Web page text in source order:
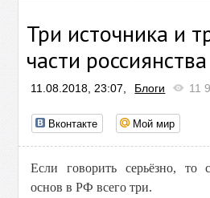
Три источника и
части россиянства
11.08.2018, 23:07, Блоги
11
Вконтакте Мой мир
Если говорить серьёзно, то
основ в РФ всего три.